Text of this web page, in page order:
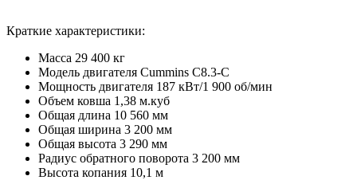
Краткие характеристики:
Масса 29 400 кг
Модель двигателя Cummins C8.3-С
Мощность двигателя 187 кВт/1 900 об/мин
Объем ковша 1,38 м.куб
Общая длина 10 560 мм
Общая ширина 3 200 мм
Общая высота 3 290 мм
Радиус обратного поворота 3 200 мм
Высота копания 10,1 м